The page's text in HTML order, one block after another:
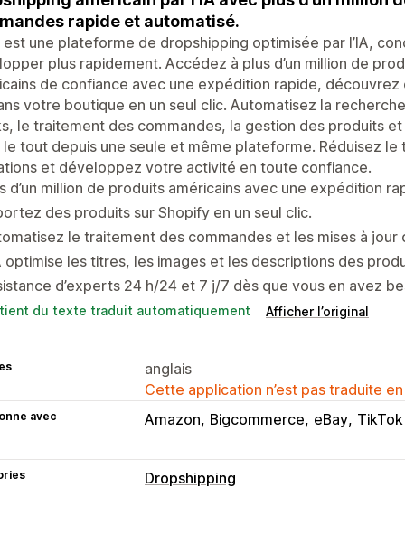
rapide et automatisé.
est une plateforme de dropshipping optimisée par l’IA,
plus rapidement. Accédez à plus d’un million de
de confiance avec une expédition rapide,
votre boutique en un seul clic. Automatisez la
le traitement des commandes, la gestion des produits
le tout depuis une seule et même plateforme. Réduisez
et développez votre activité en toute confiance.
d’un million de produits américains avec une expédition
des produits sur Shopify en un seul clic.
le traitement des commandes et les mises à jour
optimise les titres, les images et les descriptions des
d’experts 24 h/24 et 7 j/7 dès que vous en avez
du texte traduit automatiquement Afficher l’original
anglais
Cette application n’est pas traduite
avec Amazon Bigcommerce eBay
Dropshipping